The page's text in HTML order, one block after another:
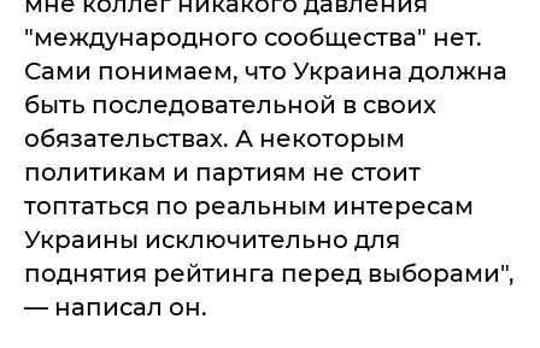
"международного сообщества" нет.
Сами понимаем, что Украина должна
быть последовательной в своих
обязательствах. А некоторым
политикам и партиям не стоит
топтаться по реальным интересам
Украины исключительно для
поднятия рейтинга перед выборами",
— написал он.